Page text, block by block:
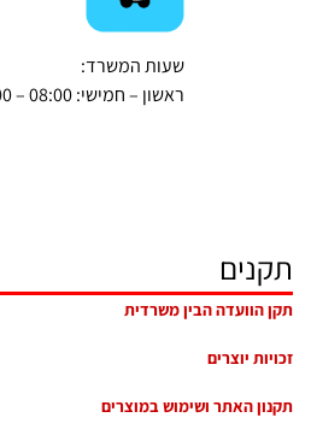
שעות המשרד:
ראשון – חמישי: 08:00 – 17:00
תקנים
תקן הוועדה הבין משרדית
זכויות יוצרים
תקנון האתר ושימוש במוצרים